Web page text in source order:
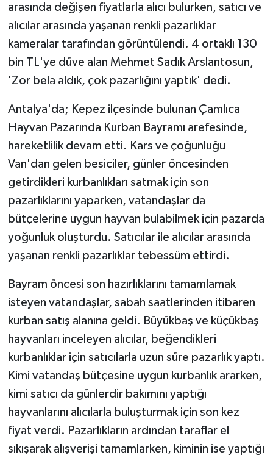
arasında değişen fiyatlarla alıcı bulurken, satıcı ve
alıcılar arasında yaşanan renkli pazarlıklar
kameralar tarafından görüntülendi. 4 ortaklı 130
bin TL'ye düve alan Mehmet Sadık Arslantosun,
'Zor bela aldık, çok pazarlığını yaptık' dedi.
Antalya'da; Kepez ilçesinde bulunan Çamlıca
Hayvan Pazarında Kurban Bayramı arefesinde,
hareketlilik devam etti. Kars ve çoğunluğu
Van'dan gelen besiciler, günler öncesinden
getirdikleri kurbanlıkları satmak için son
pazarlıklarını yaparken, vatandaşlar da
bütçelerine uygun hayvan bulabilmek için pazarda
yoğunluk oluşturdu. Satıcılar ile alıcılar arasında
yaşanan renkli pazarlıklar tebessüm ettirdi.
Bayram öncesi son hazırlıklarını tamamlamak
isteyen vatandaşlar, sabah saatlerinden itibaren
kurban satış alanına geldi. Büyükbaş ve küçükbaş
hayvanları inceleyen alıcılar, beğendikleri
kurbanlıklar için satıcılarla uzun süre pazarlık yaptı.
Kimi vatandaş bütçesine uygun kurbanlık ararken,
kimi satıcı da günlerdir bakımını yaptığı
hayvanlarını alıcılarla buluşturmak için son kez
fiyat verdi. Pazarlıkların ardından taraflar el
sıkışarak alışverişi tamamlarken, kiminin ise yaptığı